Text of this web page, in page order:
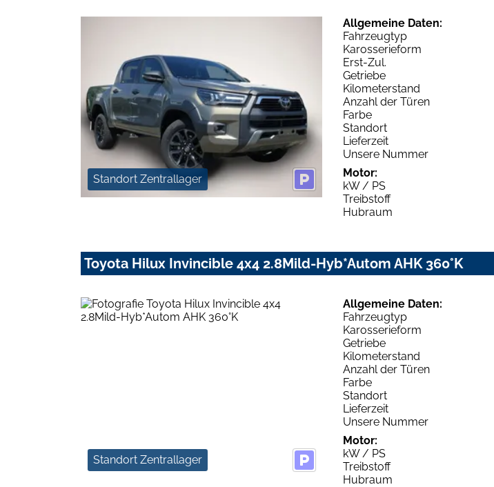
Standort Zentrallager
Allgemeine Daten:
Fahrzeugtyp
Karosserieform
Erst-Zul.
Getriebe
Kilometerstand
Anzahl der Türen
Farbe
Standort
Lieferzeit
Unsere Nummer
Motor:
kW / PS
Treibstoff
Hubraum
Toyota Hilux Invincible 4x4 2.8Mild-Hyb*Autom AHK 360°K
Standort Zentrallager
Allgemeine Daten:
Fahrzeugtyp
Karosserieform
Getriebe
Kilometerstand
Anzahl der Türen
Farbe
Standort
Lieferzeit
Unsere Nummer
Motor:
kW / PS
Treibstoff
Hubraum